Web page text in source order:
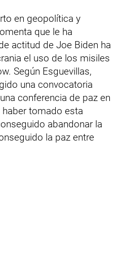
en geopolítica y
que le ha
actitud de Joe Biden ha
el uso de los misiles
Según Esguevillas,
una convocatoria
conferencia de paz en
haber tomado esta
abandonar la
la paz entre